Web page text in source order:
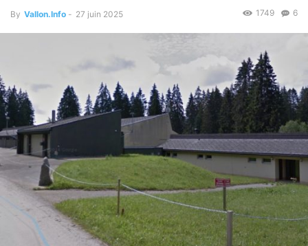
By Vallon.Info - 27 juin 2025 6
1749